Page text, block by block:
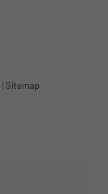
Sitemap